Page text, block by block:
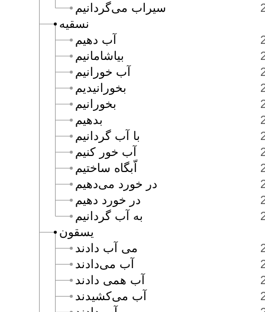
نسقيه
يسقون
سيراب مى‌گردانيم
آب دهيم
بياشامانيم
آب خورانيم
بخورانيديم
بخورانيم
بدهيم
با آب گردانيم
آب خور كنيم
اّبگاه ساختيم
در خورد مى‌دهيم
در خورد دهيم
به آب گردانيم
مى آب دادند
آب مى‌دادند
آب همى دادند
آب مى‌كشيدند